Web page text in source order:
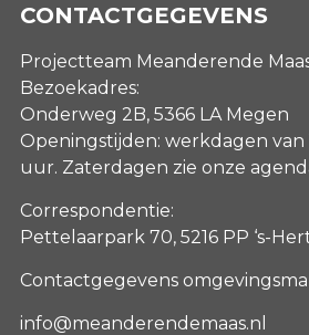
CONTACTGEGEVENS
Projectteam Meanderende
Bezoekadres:
Onderweg 2B, 5366 LA Megen
Openingstijden: werkdagen van
uur. Zaterdagen zie onze
Correspondentie:
Pettelaarpark 70, 5216 PP ‘s-
Contactgegevens
info@meanderendemaas.nl